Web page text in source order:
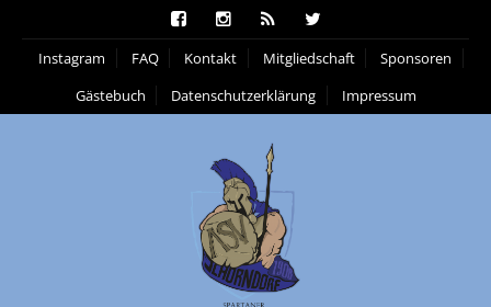
Instagram FAQ Kontakt Mitgliedschaft
Sponsoren
Gästebuch
Datenschutzerklärung Impressum